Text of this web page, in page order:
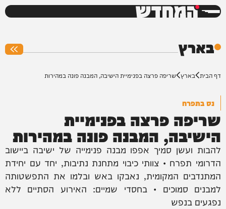
המחדש
בארץ
דף הבית בארץ שריפה פרצה בפנימיית הישיבה, המבנה פונה במהירות
נס בתפרח
שריפה פרצה בפנימיית
הישיבה, המבנה פונה במהירות
להבות ועשן סמיך אפפו מבנה פנימייה של ישיבה ביישוב
הדרומי תפרח • צוותי כיבוי מתחנת נתיבות, יחד עם יחידת
המתנדבים המקומית, נאבקו באש ובלמו את התפשטותה
למבנים סמוכים • בחסדי שמיים: האירוע הסתיים ללא
נפגעים בנפש